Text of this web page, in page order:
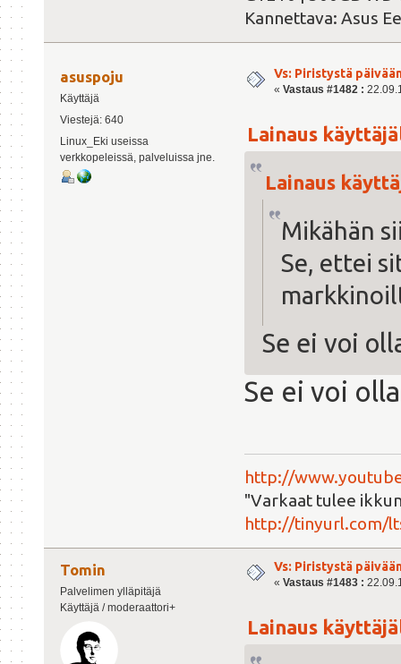
Kannettava: Asus
asuspoju
Käyttäjä
Viestejä: 640
Linux_Eki useissa
verkkopeleissä, palveluissa jne.
Vs: Piristystä
« Vastaus #1482 :
Lainaus
Lainaus
Mikähän
Se, ettei
Se ei voi
Se ei voi
http://
"Varkaat tulee
http://tinyurl.com/
Tomin
Palvelimen ylläpitäjä
Käyttäjä / moderaattori+
Vs: Piristystä
« Vastaus #1483 :
Lainaus